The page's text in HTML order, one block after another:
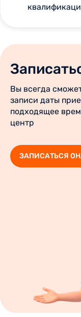
Вы всегда
записи даты
подходящее
центр
ЗАПИСАТЬСЯ